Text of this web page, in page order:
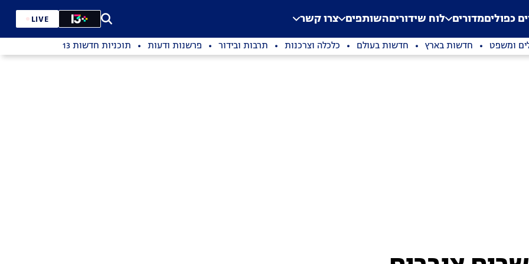
Application error: a
. כפוליםמדורים לוח שידוריםהשותפים צרו קשר LIVE
ומשפט חדשות בארץ חדשות בעולם כלכלה וצרכנות תרבות ובידור פרשנות ודעות תוכניות חדשות 13